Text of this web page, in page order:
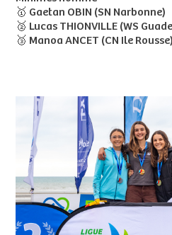
🥇 Gaetan OBIN (SN Narbonne)
🥈 Lucas THIONVILLE (WS
🥉 Manoa ANCET (CN Ile Rousse)